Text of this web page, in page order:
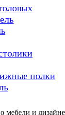
полки
мебели и дизайне